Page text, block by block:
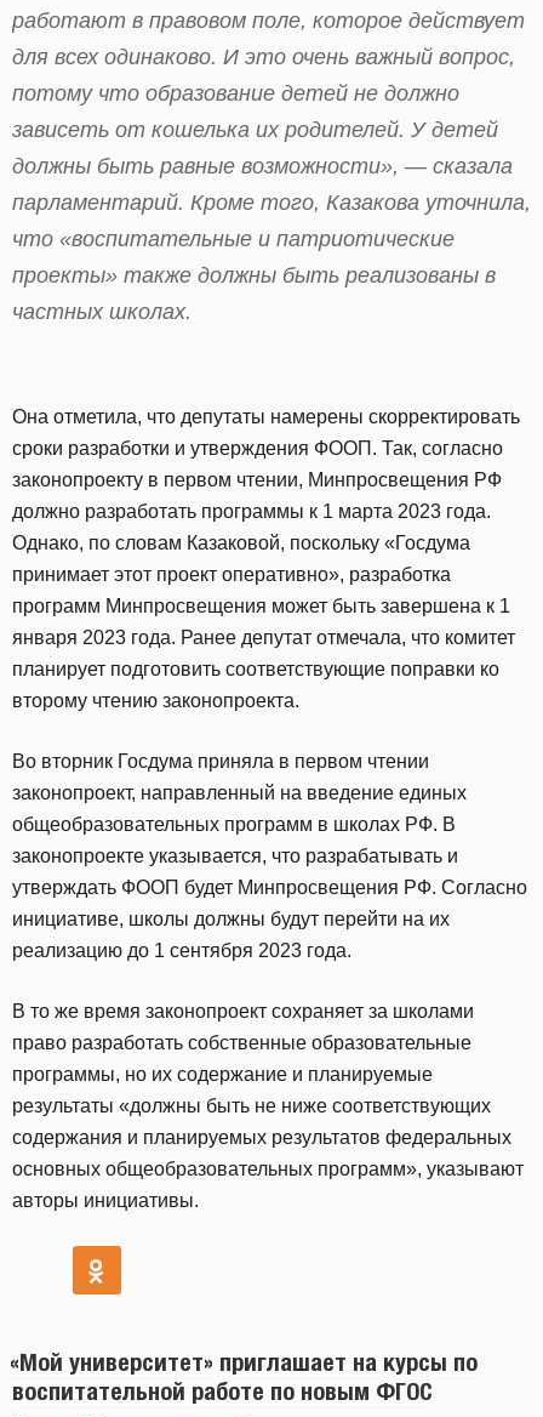
работают в правовом поле, которое действует
для всех одинаково. И это очень важный вопрос,
потому что образование детей не должно
зависеть от кошелька их родителей. У детей
должны быть равные возможности», — сказала
парламентарий. Кроме того, Казакова уточнила,
что «воспитательные и патриотические
проекты» также должны быть реализованы в
частных школах.
Она отметила, что депутаты намерены скорректировать
сроки разработки и утверждения ФООП. Так, согласно
законопроекту в первом чтении, Минпросвещения РФ
должно разработать программы к 1 марта 2023 года.
Однако, по словам Казаковой, поскольку «Госдума
принимает этот проект оперативно», разработка
программ Минпросвещения может быть завершена к 1
января 2023 года. Ранее депутат отмечала, что комитет
планирует подготовить соответствующие поправки ко
второму чтению законопроекта.
Во вторник Госдума приняла в первом чтении
законопроект, направленный на введение единых
общеобразовательных программ в школах РФ. В
законопроекте указывается, что разрабатывать и
утверждать ФООП будет Минпросвещения РФ. Согласно
инициативе, школы должны будут перейти на их
реализацию до 1 сентября 2023 года.
В то же время законопроект сохраняет за школами
право разработать собственные образовательные
программы, но их содержание и планируемые
результаты «должны быть не ниже соответствующих
содержания и планируемых результатов федеральных
основных общеобразовательных программ», указывают
авторы инициативы.
«Мой университет» приглашает на курсы по
воспитательной работе по новым ФГОС